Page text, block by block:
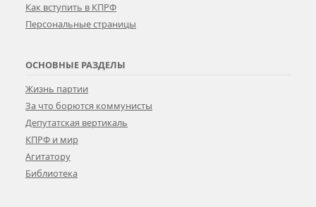
Как вступить в КПРФ
Персональные страницы
ОСНОВНЫЕ РАЗДЕЛЫ
Жизнь партии
За что борются коммунисты
Депутатская вертикаль
КПРФ и мир
Агитатору
Библиотека